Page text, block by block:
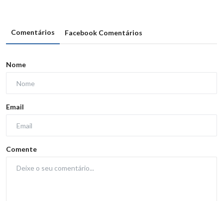
Comentários Facebook Comentários
Nome
Email
Comente